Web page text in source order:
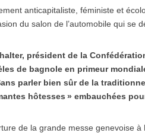
anticapitaliste, féministe et
du salon de l’automobile qui se
président de la
de bagnole en primeur
parler bien sûr de la
hôtesses » embauchées
de la grande messe genevoise à